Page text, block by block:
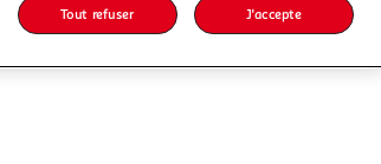
Tout refuser J'accepte